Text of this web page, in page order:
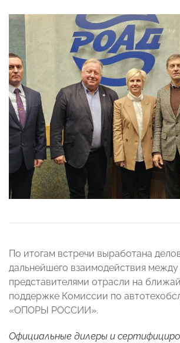
По итогам встречи выработана
дальнейшего взаимодействия
представителями отрасли на
поддержке Комиссии по
«ОПОРЫ РОССИИ».
Официальные дилеры и